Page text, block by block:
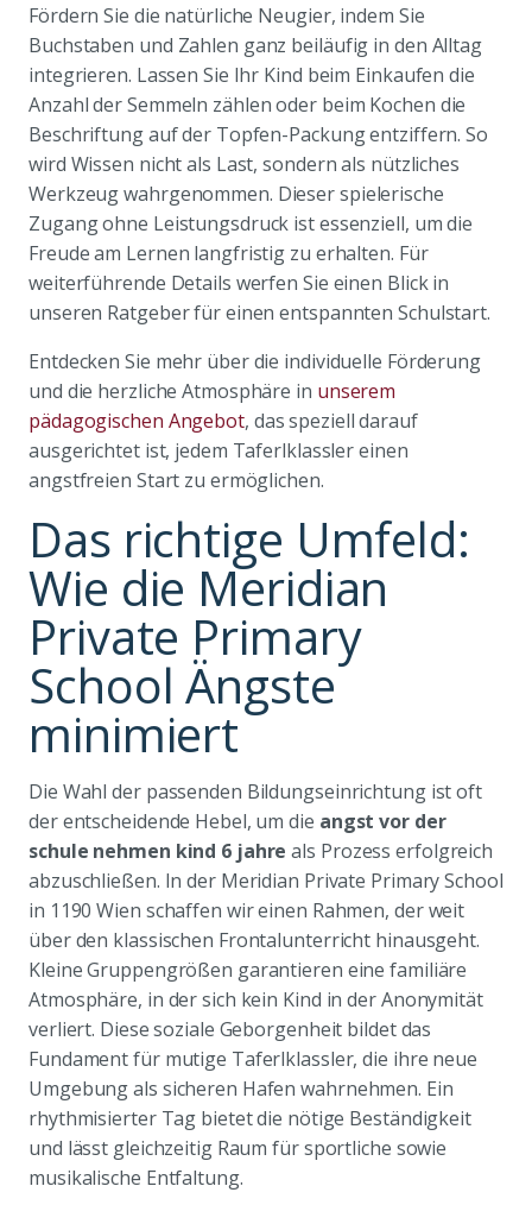
Fördern Sie die natürliche Neugier, indem Sie
Buchstaben und Zahlen ganz beiläufig in den Alltag
integrieren. Lassen Sie Ihr Kind beim Einkaufen die
Anzahl der Semmeln zählen oder beim Kochen die
Beschriftung auf der Topfen-Packung entziffern. So
wird Wissen nicht als Last, sondern als nützliches
Werkzeug wahrgenommen. Dieser spielerische
Zugang ohne Leistungsdruck ist essenziell, um die
Freude am Lernen langfristig zu erhalten. Für
weiterführende Details werfen Sie einen Blick in
unseren Ratgeber für einen entspannten Schulstart.
Entdecken Sie mehr über die individuelle Förderung
und die herzliche Atmosphäre in unserem
pädagogischen Angebot, das speziell darauf
ausgerichtet ist, jedem Taferlklassler einen
angstfreien Start zu ermöglichen.
Das richtige Umfeld:
Wie die Meridian
Private Primary
School Ängste
minimiert
Die Wahl der passenden Bildungseinrichtung ist oft
der entscheidende Hebel, um die angst vor der
schule nehmen kind 6 jahre als Prozess erfolgreich
abzuschließen. In der Meridian Private Primary School
in 1190 Wien schaffen wir einen Rahmen, der weit
über den klassischen Frontalunterricht hinausgeht.
Kleine Gruppengrößen garantieren eine familiäre
Atmosphäre, in der sich kein Kind in der Anonymität
verliert. Diese soziale Geborgenheit bildet das
Fundament für mutige Taferlklassler, die ihre neue
Umgebung als sicheren Hafen wahrnehmen. Ein
rhythmisierter Tag bietet die nötige Beständigkeit
und lässt gleichzeitig Raum für sportliche sowie
musikalische Entfaltung.